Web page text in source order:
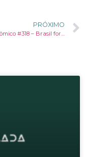
PRÓXIMO
Shot Econômico #318 – Brasil forma advogados demais, engenheiros de menos e paga o preço.